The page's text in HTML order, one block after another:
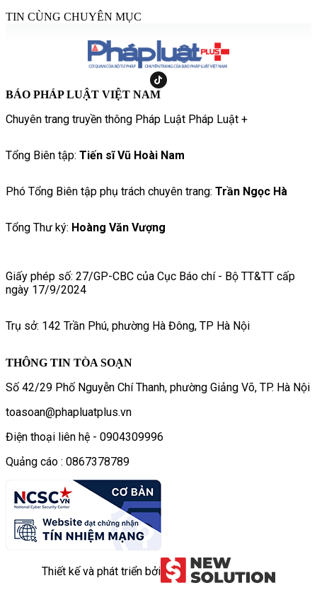
TIN CÙNG CHUYÊN MỤC
BÁO PHÁP LUẬT VIỆT NAM
Chuyên trang truyền thông Pháp Luật Pháp Luật +
Tổng Biên tập: Tiến sĩ Vũ Hoài Nam
Phó Tổng Biên tập phụ trách chuyên trang: Trần Ngọc Hà
Tổng Thư ký: Hoàng Văn Vượng
Giấy phép số: 27/GP-CBC của Cục Báo chí - Bộ TT&TT cấp
ngày 17/9/2024
Trụ sở: 142 Trần Phú, phường Hà Đông, TP Hà Nội
THÔNG TIN TÒA SOẠN
Số 42/29 Phố Nguyễn Chí Thanh, phường Giảng Võ, TP. Hà Nội
toasoan@phapluatplus.vn
Điện thoại liên hệ - 0904309996
Quảng cáo : 0867378789
Thiết kế và phát triển bởi